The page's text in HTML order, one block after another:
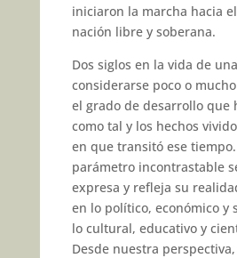
iniciaron la mar­cha hacia
nación libre y soberana.
Dos siglos en la vida de
considerarse poco o
el grado de desarrollo que
como tal y los hechos
en que transitó ese
parámetro incon­trastable
expresa y refleja su
en lo político, económico y
lo cultural, educativo y
Desde nuestra